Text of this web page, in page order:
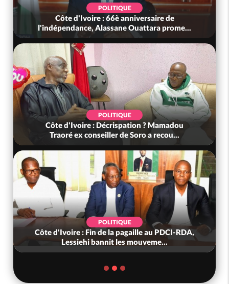
POLITIQUE
Côte d'Ivoire : 66è anniversaire de
l'indépendance, Alassane Ouattara prome...
POLITIQUE
Côte d'Ivoire : Décrispation ? Mamadou
Traoré ex conseiller de Soro a recou...
POLITIQUE
Côte d'Ivoire : Fin de la pagaille au PDCI-RDA,
Lessiehi bannit les mouveme...